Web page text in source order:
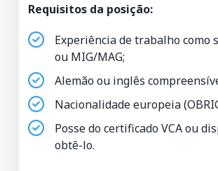
Requisitos da posição:
Experiência de trabalho como
ou MIG/MAG;
Alemão ou inglês
Nacionalidade europeia
Posse do certificado VCA ou
obtê-lo.